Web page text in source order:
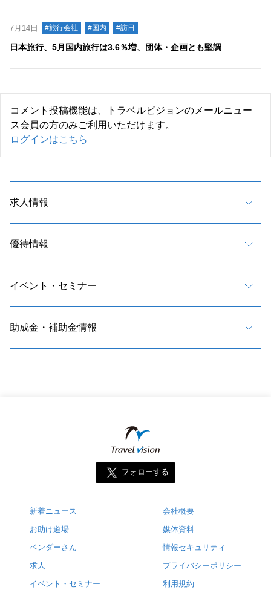
7月14日 #旅行会社 #国内 #訪日
日本旅行、5月国内旅行は3.6％増、団体・企画とも堅調
コメント投稿機能は、トラベルビジョンのメールニュー
ス会員の方のみご利用いただけます。
ログインはこちら
求人情報
優待情報
イベント・セミナー
助成金・補助金情報
フォローする
新着ニュース
お助け道場
ベンダーさん
求人
イベント・セミナー
会社概要
媒体資料
情報セキュリティ
プライバシーポリシー
利用規約